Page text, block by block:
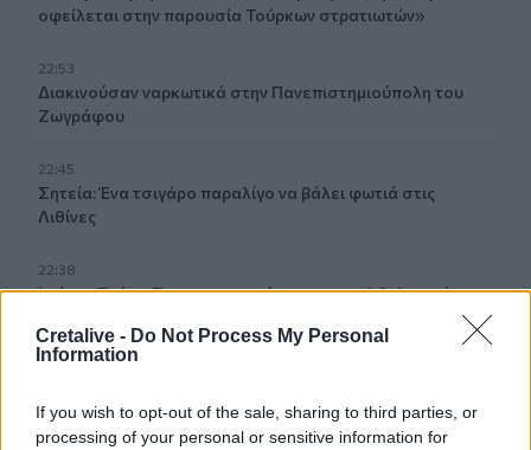
Cretalive - Do Not Process My Personal
Information
If you wish to opt-out of the sale, sharing to third parties, or
processing of your personal or sensitive information for
οφείλεται στην παρουσία Τούρκων στρατιωτών»
22:53
Διακινούσαν ναρκωτικά στην Πανεπιστημιούπολη του
Ζωγράφου
22:45
Σητεία: Ένα τσιγάρο παραλίγο να βάλει φωτιά στις
Λιθίνες
22:38
Ιωάννα Τούνη: Στο νοσοκομείο με τροφική δηλητηρίαση η
πλοίο κοντά στο Khasab του Ομάν